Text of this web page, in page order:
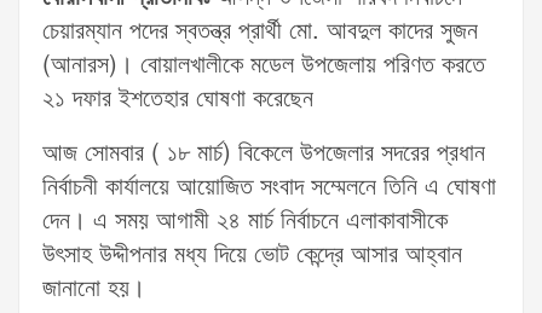
চেয়ারম্যান পদের স্বতন্ত্র প্রার্থী মো. আবদুল কাদের সুজন
(আনারস)। বোয়ালখালীকে মডেল উপজেলায় পরিণত করতে
২১ দফার ইশতেহার ঘোষণা করেছেন
আজ সোমবার ( ১৮ মার্চ) বিকেলে উপজেলার সদরের প্রধান
নির্বাচনী কার্যালয়ে আয়োজিত সংবাদ সম্মেলনে তিনি এ ঘোষণা
দেন। এ সময় আগামী ২৪ মার্চ নির্বাচনে এলাকাবাসীকে
উৎসাহ উদ্দীপনার মধ্য দিয়ে ভোট কেন্দ্রে আসার আহ্বান
জানানো হয়।